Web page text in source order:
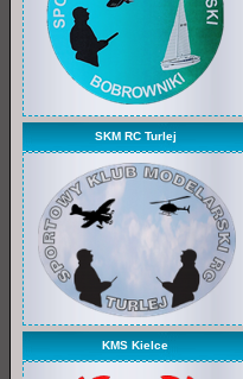
SKM RC Turlej
KMS Kielce